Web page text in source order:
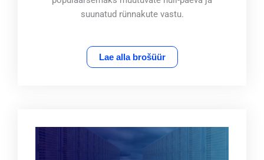
suunatud rünnakute vastu.
Lae alla brošüür